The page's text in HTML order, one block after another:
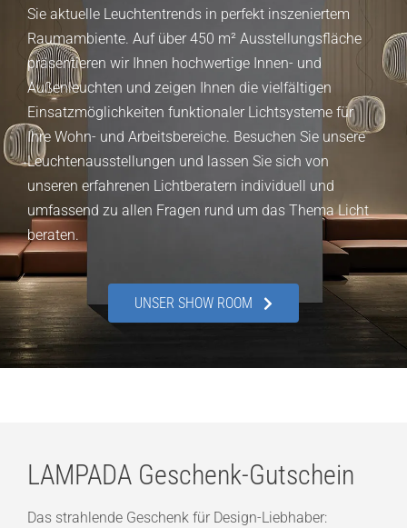
Sie aktuelle Leuchtentrends in perfekt inszeniertem
Raumambiente. Auf über 450 m² Ausstellungsfläche
präsentieren wir Ihnen hochwertige Innen- und
Außenleuchten und zeigen Ihnen die vielfältigen
Einsatzmöglichkeiten funktionaler Lichtsysteme für
Ihre Wohn- und Arbeitsbereiche. Besuchen Sie unsere
Leuchtenausstellungen und lassen Sie sich von
unseren erfahrenen Lichtberatern individuell und
umfassend zu allen Fragen rund um das Thema Licht
beraten.
UNSER SHOW ROOM
LAMPADA Geschenk-Gutschein
Das strahlende Geschenk für Design-Liebhaber: